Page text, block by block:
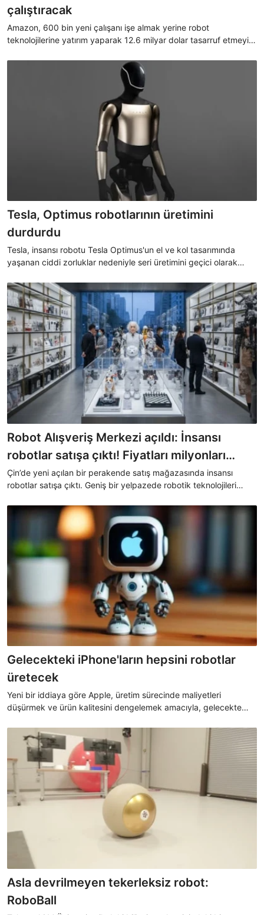
çalıştıracak
Amazon, 600 bin yeni çalışanı işe almak yerine robot
teknolojilerine yatırım yaparak 12.6 milyar dolar tasarruf etmeyi
Tesla, Optimus robotlarının üretimini
durdurdu
Tesla, insansı robotu Tesla Optimus'un el ve kol tasarımında
yaşanan ciddi zorluklar nedeniyle seri üretimini geçici olarak
Robot Alışveriş Merkezi açıldı: İnsansı
robotlar satışa çıktı! Fiyatları milyonları
buluyor
Çin’de yeni açılan bir perakende satış mağazasında insansı
robotlar satışa çıktı. Geniş bir yelpazede robotik teknolojileri
kayıtlara geçti.
Gelecekteki iPhone'ların hepsini robotlar
üretecek
Yeni bir iddiaya göre Apple, üretim sürecinde maliyetleri
düşürmek ve ürün kalitesini dengelemek amacıyla, gelecekte
üretilmesi için tedarikçilerine otomasyonu zorunlu kılmaya
başladı.
Asla devrilmeyen tekerleksiz robot:
RoboBall